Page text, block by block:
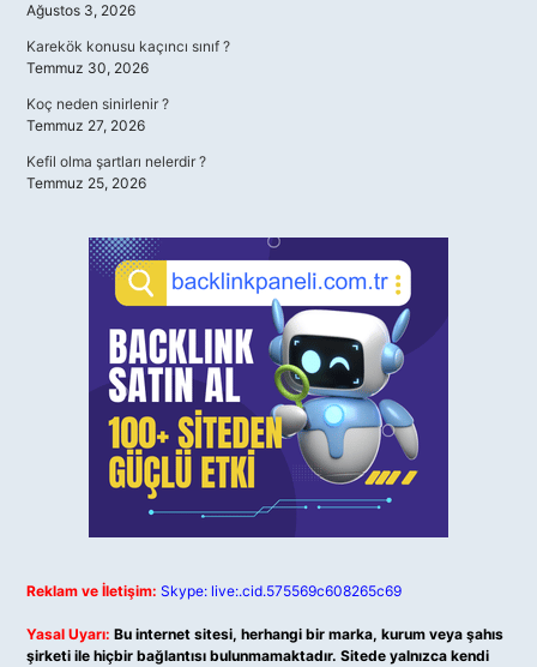
Ağustos 3, 2026
Karekök konusu kaçıncı sınıf ?
Temmuz 30, 2026
Koç neden sinirlenir ?
Temmuz 27, 2026
Kefil olma şartları nelerdir ?
Temmuz 25, 2026
Reklam ve İletişim: Skype: live:.cid.575569c608265c69
Yasal Uyarı: Bu internet sitesi, herhangi bir marka, kurum veya şahıs
şirketi ile hiçbir bağlantısı bulunmamaktadır. Sitede yalnızca kendi